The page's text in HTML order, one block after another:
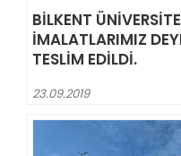
BILKENT
IMALATLARIMIZ
TESLIM EDILDI.
23.09.2019